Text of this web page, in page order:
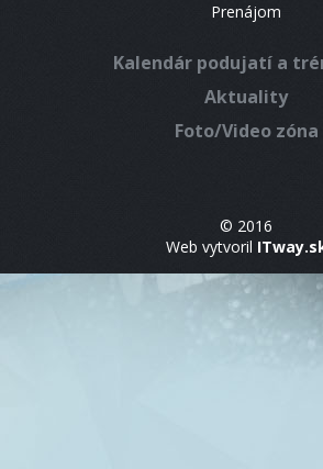
Prenájom
Kalendár podujatí a
Aktuality
Foto/Video zóna
© 2016
Web vytvoril